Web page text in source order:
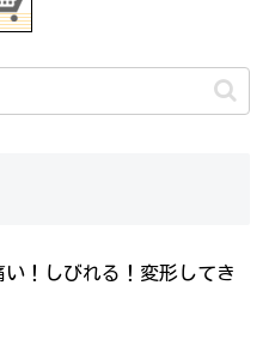
！しびれる！変形してき